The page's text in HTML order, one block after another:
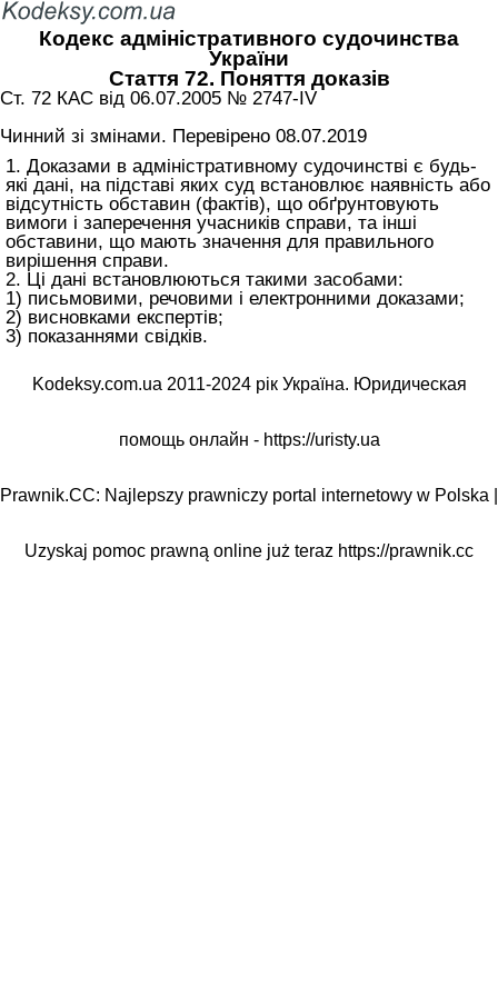
Кодекс адміністративного судочинства
України
Стаття 72. Поняття доказів
Ст. 72 КАС від 06.07.2005 № 2747-IV
Чинний зі змінами. Перевірено 08.07.2019
1. Доказами в адміністративному судочинстві є будь-
які дані, на підставі яких суд встановлює наявність або
відсутність обставин (фактів), що обґрунтовують
вимоги і заперечення учасників справи, та інші
обставини, що мають значення для правильного
вирішення справи.
2. Ці дані встановлюються такими засобами:
1) письмовими, речовими і електронними доказами;
2) висновками експертів;
3) показаннями свідків.
Kodeksy.com.ua 2011-2024 рік Україна. Юридическая
помощь онлайн - https://uristy.ua
Prawnik.CC: Najlepszy prawniczy portal internetowy w Polska |
Uzyskaj pomoc prawną online już teraz https://prawnik.cc